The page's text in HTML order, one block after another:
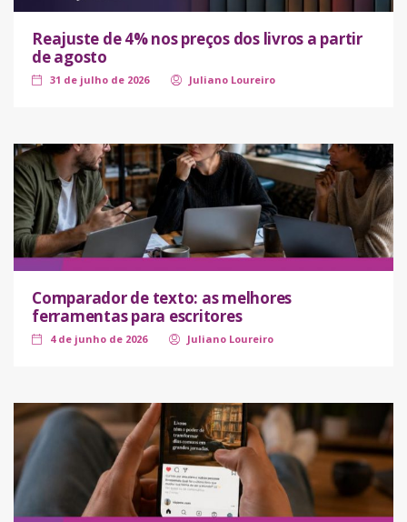
Reajuste de 4% nos preços dos livros a partir
de agosto
31 de julho de 2026 Juliano Loureiro
Comparador de texto: as melhores
ferramentas para escritores
4 de junho de 2026 Juliano Loureiro